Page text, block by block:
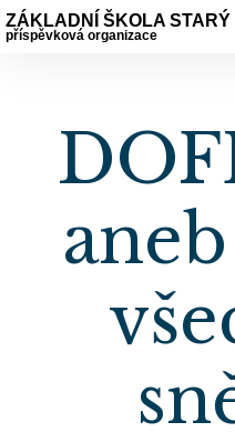
ZÁKLADNÍ ŠKOLA STARÝ
příspěvková organizace